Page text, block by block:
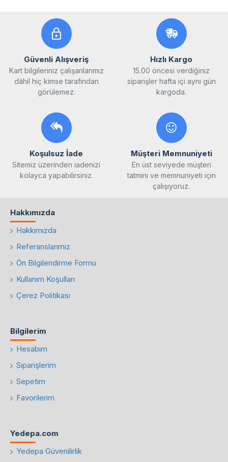
Güvenli Alışveriş
Kart bilgileriniz çalışanlarımız
dâhil hiç kimse tarafından
görülemez.
Hızlı Kargo
15.00 öncesi verdiğiniz
siparişler hafta içi aynı gün
kargoda.
Koşulsuz İade
Sitemiz üzerinden iadenizi
kolayca yapabilirsiniz.
Müşteri Memnuniyeti
En üst seviyede müşteri
tatmini ve memnuniyeti için
çalışıyoruz.
Hakkımızda
Hakkımızda
Referanslarımız
Ön Bilgilendirme Formu
Kullanım Koşulları
Çerez Politikası
Bilgilerim
Hesabım
Siparişlerim
Sepetim
Favorilerim
Yedepa.com
Yedepa Güvenilirlik